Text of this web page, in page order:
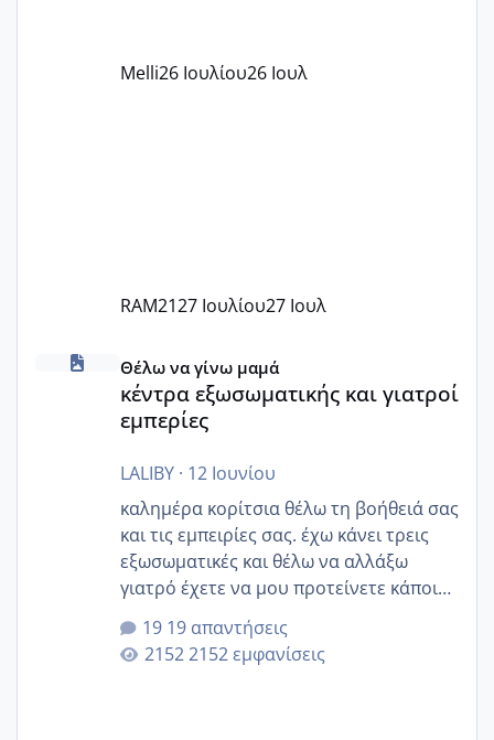
Εγώ πήγα σε έναν ιδιωτικό παιδικό στ
Melli26 Ιουλίου26 Ιουλ
RAM2127 Ιουλίου27 Ιουλ
κέντρα εξωσωματικής και γιατροί εμπερίες
Θέλω να γίνω μαμά
κέντρα εξωσωματικής και γιατροί
εμπερίες
LALIBY· 12 Ιουνίου
καλημέρα κορίτσια θέλω τη βοήθειά σας
και τις εμπειρίες σας. έχω κάνει τρεις
εξωσωματικές και θέλω να αλλάξω
γιατρό έχετε να μου προτείνετε κάποιον
που μείνατε ευχαριστημένες και είχατε
επιιτυχία? έκανα στο υγεία με τον
ζερβομανωλάκη (δεν το εψαξε καθόλου
19 απαντήσεις
2152 εμφανίσεις